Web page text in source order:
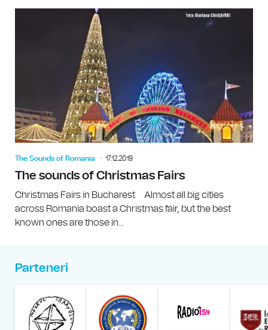
The Sounds of Romania 17.12.2019
The sounds of Christmas Fairs
Christmas Fairs in Bucharest Almost all big cities
across Romania boast a Christmas fair, but the best
known ones are those in...
Parteneri